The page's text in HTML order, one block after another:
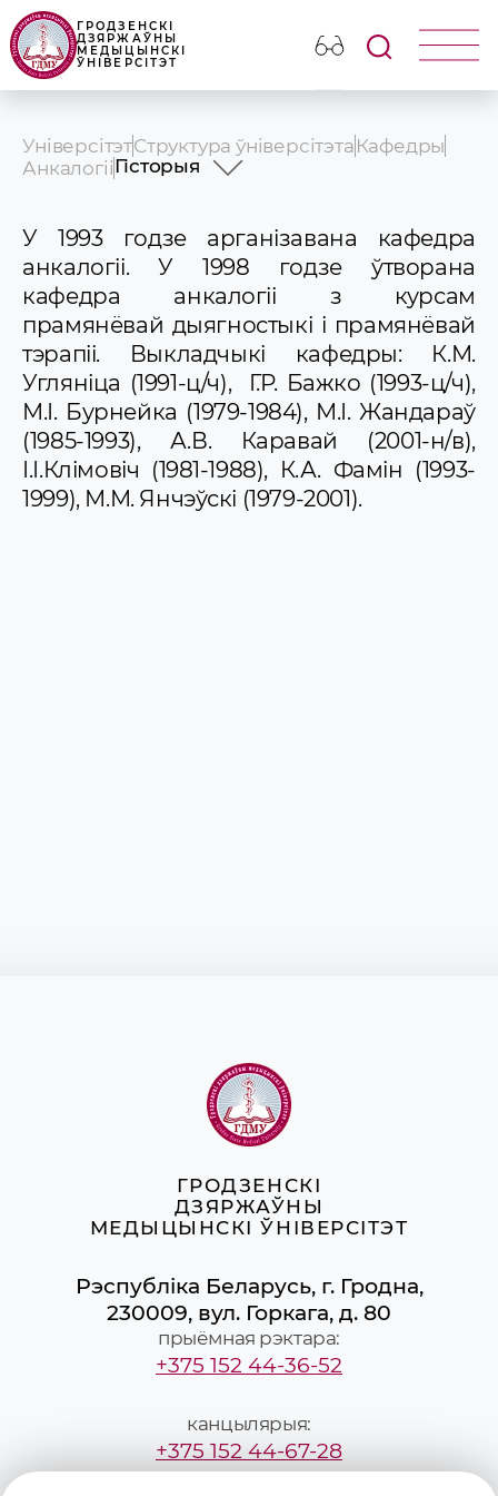
ГРОДЗЕНСКІ
ДЗЯРЖАЎНЫ
МЕДЫЦЫНСКІ
ЎНІВЕРСІТЭТ
УніверсітэтСтруктура ўніверсітэта Кафедры
АнкалогііГісторыя
Прафесарска-выкладчыцкі склад
Вучэбная работа
Навуковая работа
Клінічная работа
Выхаваўчая работа
Навіны і аб\'явы
У 1993 годзе арганізавана кафедра
анкалогіі. У 1998 годзе ўтворана
кафедра анкалогіі з курсам
прамянёвай дыягностыкі і прамянёвай
тэрапіі. Выкладчыкі кафедры: К.М.
Угляніца (1991-ц/ч), Г.Р. Бажко (1993-ц/ч),
М.І. Бурнейка (1979-1984), М.І. Жандараў
(1985-1993), А.В. Каравай (2001-н/в),
І.І.Клімовіч (1981-1988), К.А. Фамін (1993-
1999), М.М. Янчэўскі (1979-2001).
ГРОДЗЕНСКІ
ДЗЯРЖАЎНЫ
МЕДЫЦЫНСКІ ЎНІВЕРСІТЭТ
Рэспубліка Беларусь, г. Гродна,
230009, вул. Горкага, д. 80
прыёмная рэктара:
+375 152 44-36-52
канцылярыя:
+375 152 44-67-28